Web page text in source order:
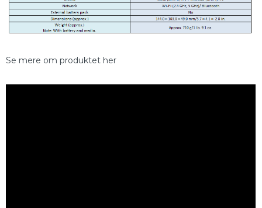
Se mere om produktet her